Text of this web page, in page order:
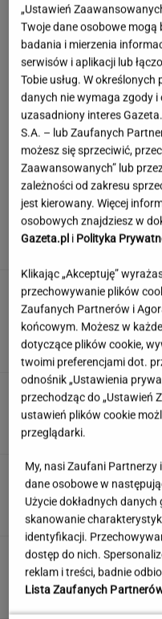
Dwa
wezwali
Quiz. Te
Kojarzysz
Jeden
MATERIAŁ
śmierci:
SUBSKRYPCJA
„Ustawień
Twoje dane osobowe
badania i mierzenia
serwisów i aplikacji lub
Tobie usług. W
danych nie wymaga zgody
uzasadniony interes
S.A. – lub Zaufanych
możesz się sprzeciwić,
Zaawansowanych” lub
zależności od zakresu
jest kierowany. Więcej
osobowych znajdziesz w
Gazeta.pl i Polityka
Klikając „Akceptuję”
przechowywanie plików
Zaufanych Partnerów i
końcowym. Możesz w
dotyczące plików cookie,
twoimi preferencjami dot.
odnośnik „Ustawienia
przechodząc do „Ustawień
ustawień plików cookie
przeglądarki.
My, nasi Zaufani
dane osobowe w
Użycie dokładnych
skanowanie
identyfikacji.
dostęp do nich.
reklam i treści, badnie
Lista Zaufanych